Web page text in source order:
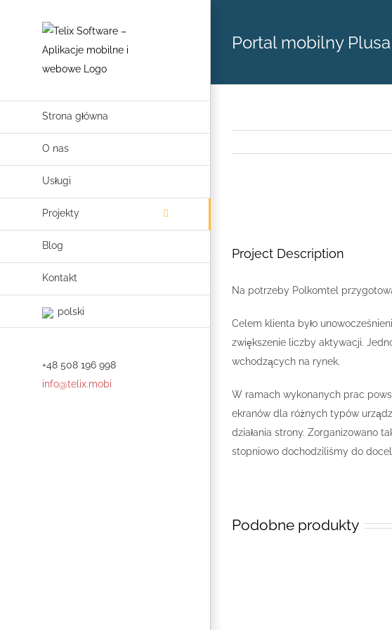
Strona główna
O nas
Usługi
Projekty
Blog
Kontakt
polski
+48 508 196 998
info@telix.mobi
Portal mobilny Plusa
Project Description
Na potrzeby Polkomtel
Celem klienta było
zwiększenie liczby aktywacji.
wchodzących na rynek.
W ramach wykonanych prac
ekranów dla różnych typów
działania strony. Zorganizowano
stopniowo dochodziliśmy do
Podobne produkty